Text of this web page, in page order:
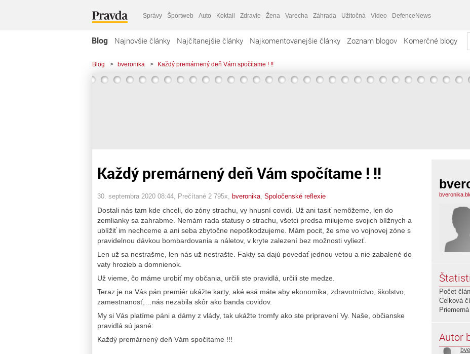
Správy Športweb Auto Koktail Zdravie Žena Varecha Záhrada Užitočná Video DefenceNews
Blog Najnovšie články Najčítanejšie články Najkomentovanejšie články Zoznam blogov Komerčné blogy
Blog > bveronika > Každý premárnený deň Vám spočítame ! !!
Každý premárnený deň Vám spočítame ! !!
30. septembra 2020 08:44 , Prečítané 2 795x, bveronika Spoločenské reflexie
Dostali nás tam kde chceli, do zóny strachu, vy hnusní covidi. Už ani tasiť nemôžeme, len do
zemlianky sa zahrabme. Nemám rada statusy o strachu, všetci predsa milujeme svojich blížnych a
ublížiť im nechceme a ani seba zbytočne nepoškodzujeme. Mám pocit, že sme vo vojnovej zóne s
pravidelnou dávkou bombardovania a náletov, v kryte zalezení bez možnosti vyliezť.
Len už sa nestrašme, len nás už nestrašte. Fakty sa dajú povedať jednou vetou a nie zabalené do
vaty hrozieb a domnienok.
Už vieme, čo máme urobiť my občania, určili ste pravidlá, určili ste medze.
Teraz je na Vás pán premiér ukážte karty, aké esá máte aby ekonomika, zdravotníctvo, školstvo,
zamestnanosť,…nás nezabila skôr ako banda covidov.
My si Vás platíme páni a dámy z vlády, tak ukážte tromfy ako ste pripravení Vy. Naše, občianske
pravidlá sú jasné:
Každý premárnený deň Vám spočítame !!!
Počet
Celková
Autor